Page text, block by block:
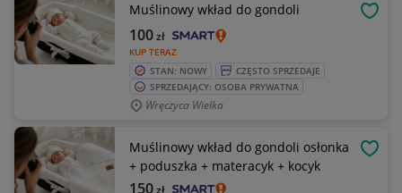
Muślinowy wkład do gondoli
KUP TERAZ
100zł
STAN: NOWY
CZĘSTO SPRZEDAJE
SPRZEDAJĄCY: OSOBA PRYWATNA
Wręczyca Wielka
Muślinowy wkład do gondoli osłonka
+ poduszka + materacyk + kocyk
150zł